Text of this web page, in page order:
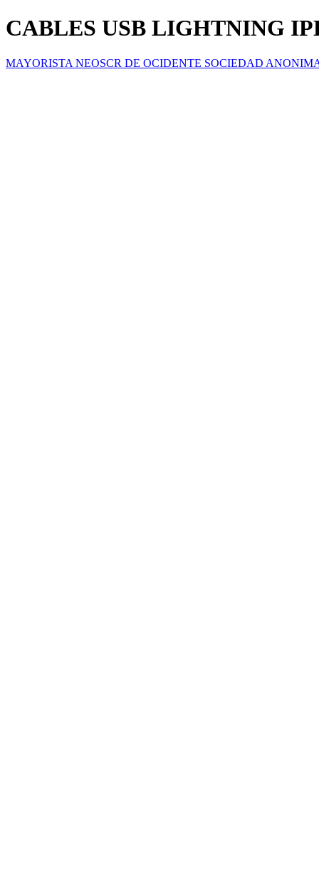
CABLES USB LIGHTNING
MAYORISTA NEOSCR DE OCIDENTE SOCIEDAD